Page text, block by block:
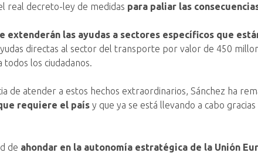
real decreto-ley de medidas para paliar las
extenderán las ayudas a sectores específicos que
directas al sector del transporte por valor de 450
todos los ciudadanos.
de atender a estos hechos extraordinarios, Sánchez ha
requiere el país y que ya se está llevando a cabo
de ahondar en la autonomía estratégica de la Unión